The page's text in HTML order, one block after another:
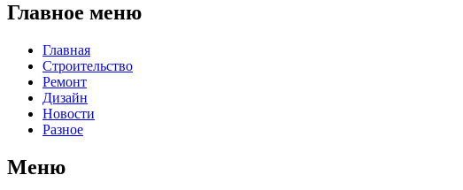
Главное меню
Главная
Строительство
Ремонт
Дизайн
Новости
Разное
Меню